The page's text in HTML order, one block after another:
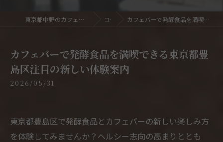
東京都中野のカフェバーならサルの家 Monkey House コラム カフェバーで発酵食品を満喫できる東京都豊島区注目の新しい体験案内
カフェバーで発酵食品を満喫できる東京都豊
島区注目の新しい体験案内
2026/05/31
東京都豊島区で発酵食品とカフェバーの新しい楽しみ方
を体験してみませんか？ヘルシー志向の高まりととも